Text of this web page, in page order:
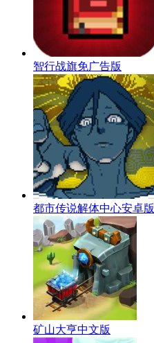
智行战旗免广告版
都市传说解体中心安卓版
矿山大亨中文版